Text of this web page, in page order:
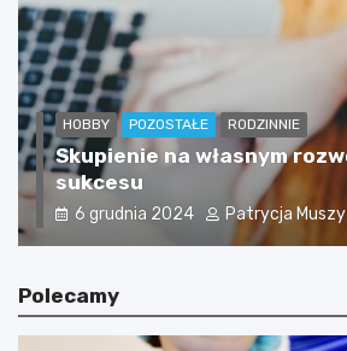
HOBBY POZOSTAŁE RODZINNIE
Skupienie na własnym
sukcesu
6 grudnia 2024 Patrycja
Polecamy